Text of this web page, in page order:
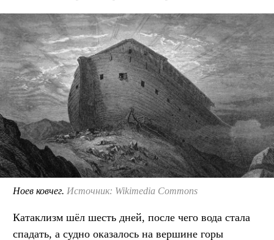
Ноев ковчег. Источник: Wikimedia Commons
Катаклизм шёл шесть дней, после чего вода стала
спадать, а судно оказалось на вершине горы